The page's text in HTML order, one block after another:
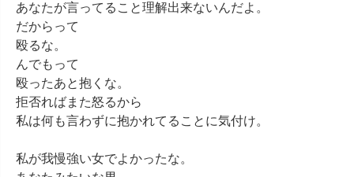
あなたが言ってること理解出来ないんだよ。
だからって
殴るな。
んでもって
殴ったあと抱くな。
拒否ればまた怒るから
私は何も言わずに抱かれてることに気付け。
私が我慢強い女でよかったな。